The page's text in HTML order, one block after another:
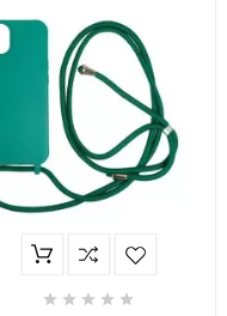
    